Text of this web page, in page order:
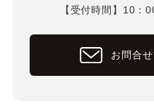
【受付時間】10：
お問合